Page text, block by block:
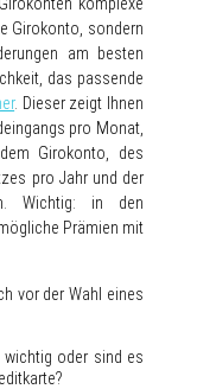
Girokonto, sondern
am besten
das passende
. Dieser zeigt Ihnen
pro Monat,
Girokonto, des
pro Jahr und der
Wichtig: in den
Prämien mit
vor der Wahl eines
oder sind es